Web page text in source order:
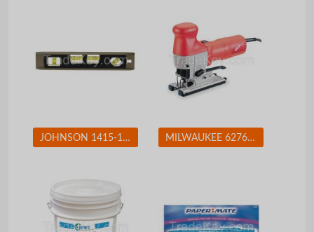
JOHNSON 1415-1200 Magnetic Torpedo Level, 12 In, 4 Vials MILWAUKEE 627621 Jigsaw 4-Pos Orbital Cutting 500-3000spm